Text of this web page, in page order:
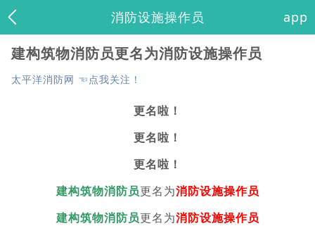
消防设施操作员 app
建构筑物消防员更名为消防设施操作员
太平洋消防网 ☜点我关注！
更名啦！
更名啦！
更名啦！
建构筑物消防员更名为消防设施操作员
建构筑物消防员更名为消防设施操作员